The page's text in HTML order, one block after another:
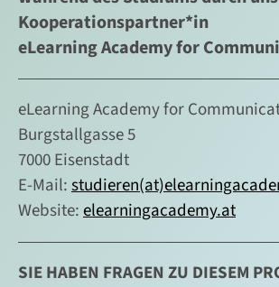
Kooperationspartner*in
eLearning Academy for
eLearning Academy for
Burgstallgasse 5
7000 Eisenstadt
E-Mail:
Website:elearningacademy.at
SIE HABEN FRAGEN ZU DIESEM